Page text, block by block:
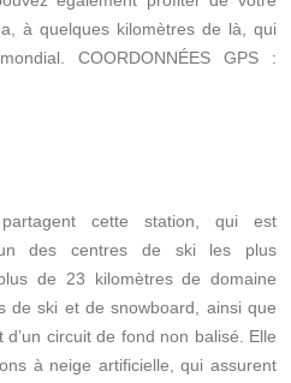
à quelques kilomètres de là, qui
COORDONNÉES GPS :
cette station, qui est
des centres de ski les plus
de 23 kilomètres de domaine
de ski et de snowboard, ainsi que
circuit de fond non balisé. Elle
à neige artificielle, qui assurent